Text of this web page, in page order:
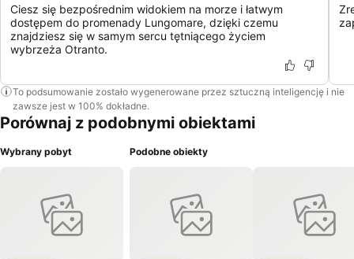
Ciesz się bezpośrednim widokiem na morze i łatwym
dostępem do promenady Lungomare, dzięki czemu
znajdziesz się w samym sercu tętniącego życiem
wybrzeża Otranto.
To podsumowanie zostało wygenerowane przez sztuczną inteligencję i nie
zawsze jest w 100% dokładne.
Porównaj z podobnymi obiektami
Wybrany pobyt Podobne obiekty